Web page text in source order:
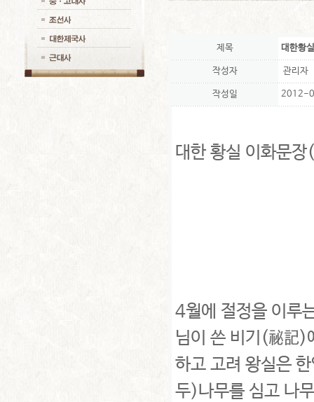
제목 대한황
작성자 관리자
작성일 2012-
대한 황실 이화문
4월에 절정을 이루
님이 쓴 비기(秘記)
하고 고려 왕실은
두)나무를 심고 나